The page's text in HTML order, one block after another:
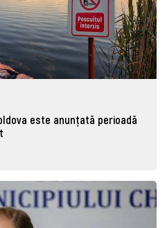
este anunţată perioadă